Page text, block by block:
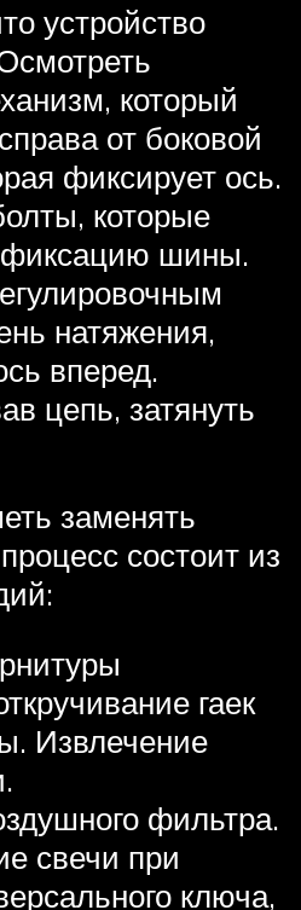
устройство
который
от боковой
фиксирует ось.
которые
фиксацию шины.
натяжения,
вперед.
цепь, затянуть
заменять
состоит из
гаек
Извлечение
фильтра.
свечи при
ключа,